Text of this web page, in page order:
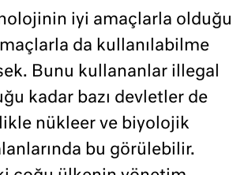
iyi amaçlarla olduğu
da kullanılabilme
Bunu kullananlar illegal
kadar bazı devletler de
nükleer ve biyolojik
bu görülebilir.